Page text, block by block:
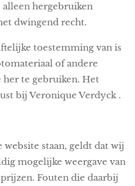
hergebruiken
dwingend recht.
toestemming van is
of andere
her te gebruiken. Het
bij Veronique Verdyck .
staan, geldt dat wij
mogelijke weergave van
Fouten die daarbij